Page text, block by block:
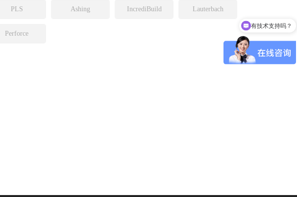
PLS Ashing IncrediBuild Lauterbach
Perforce
有技术支持吗？